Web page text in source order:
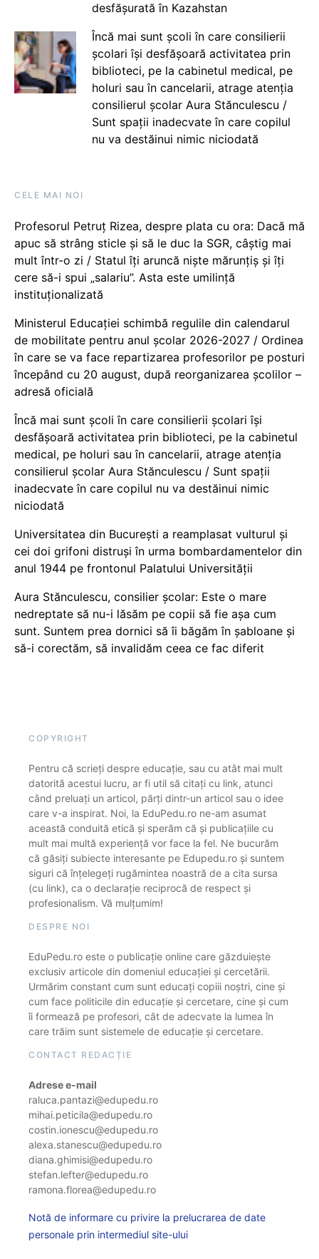
desfășurată în Kazahstan
Încă mai sunt școli în care consilierii
școlari își desfășoară activitatea prin
biblioteci, pe la cabinetul medical, pe
holuri sau în cancelarii, atrage atenția
consilierul școlar Aura Stănculescu /
Sunt spații inadecvate în care copilul
nu va destăinui nimic niciodată
CELE MAI NOI
Profesorul Petruț Rizea, despre plata cu ora: Dacă mă
apuc să strâng sticle și să le duc la SGR, câștig mai
mult într-o zi / Statul îți aruncă niște mărunțiș și îți
cere să-i spui „salariu”. Asta este umilință
instituționalizată
Ministerul Educației schimbă regulile din calendarul
de mobilitate pentru anul școlar 2026-2027 / Ordinea
în care se va face repartizarea profesorilor pe posturi
începând cu 20 august, după reorganizarea școlilor –
adresă oficială
Încă mai sunt școli în care consilierii școlari își
desfășoară activitatea prin biblioteci, pe la cabinetul
medical, pe holuri sau în cancelarii, atrage atenția
consilierul școlar Aura Stănculescu / Sunt spații
inadecvate în care copilul nu va destăinui nimic
niciodată
Universitatea din București a reamplasat vulturul și
cei doi grifoni distruși în urma bombardamentelor din
anul 1944 pe frontonul Palatului Universității
Aura Stănculescu, consilier școlar: Este o mare
nedreptate să nu-i lăsăm pe copii să fie așa cum
sunt. Suntem prea dornici să îi băgăm în șabloane și
să-i corectăm, să invalidăm ceea ce fac diferit
COPYRIGHT
Pentru că scrieți despre educație, sau cu atât mai mult
datorită acestui lucru, ar fi util să citați cu link, atunci
când preluați un articol, părți dintr-un articol sau o idee
care v-a inspirat. Noi, la EduPedu.ro ne-am asumat
această conduită etică și sperăm că și publicațiile cu
mult mai multă experiență vor face la fel. Ne bucurăm
că găsiți subiecte interesante pe Edupedu.ro și suntem
siguri că înțelegeți rugămintea noastră de a cita sursa
(cu link), ca o declarație reciprocă de respect și
profesionalism. Vă mulțumim!
DESPRE NOI
EduPedu.ro este o publicație online care găzduiește
exclusiv articole din domeniul educației și cercetării.
Urmărim constant cum sunt educați copiii noștri, cine și
cum face politicile din educație și cercetare, cine și cum
îi formează pe profesori, cât de adecvate la lumea în
care trăim sunt sistemele de educație și cercetare.
CONTACT REDACȚIE
Adrese e-mail
raluca.pantazi@edupedu.ro
mihai.peticila@edupedu.ro
costin.ionescu@edupedu.ro
alexa.stanescu@edupedu.ro
diana.ghimisi@edupedu.ro
stefan.lefter@edupedu.ro
ramona.florea@edupedu.ro
Notă de informare cu privire la prelucrarea de date
personale prin intermediul site-ului